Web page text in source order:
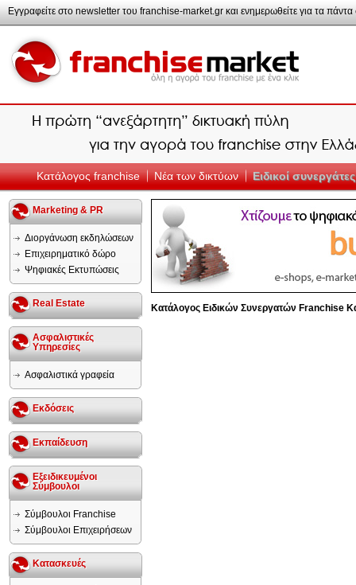
Κατάλογος franchise Νέα των δικτύων Ειδικοί συνεργάτες
Marketing & PR
Διοργάνωση εκδηλώσεων
Επιχειρηματικό δώρο
Ψηφιακές Εκτυπώσεις
Real Estate
Ασφαλιστικές
Υπηρεσίες
Ασφαλιστικά γραφεία
Εκδόσεις
Εκπαίδευση
Εξειδικευμένοι
Σύμβουλοι
Σύμβουλοι Franchise
Σύμβουλοι Επιχειρήσεων
Κατασκευές
Κατάλογος Ειδικών Συνεργατών Franchise
Εγγραφείτε στο newsletter του franchise-market.gr και ενημερωθείτε για τα πάντα